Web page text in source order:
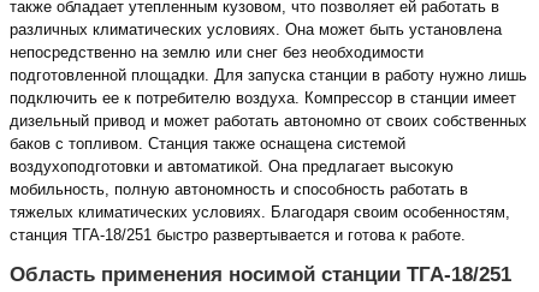
также обладает утепленным кузовом, что позволяет ей работать в
различных климатических условиях. Она может быть установлена
непосредственно на землю или снег без необходимости
подготовленной площадки. Для запуска станции в работу нужно лишь
подключить ее к потребителю воздуха. Компрессор в станции имеет
дизельный привод и может работать автономно от своих собственных
баков с топливом. Станция также оснащена системой
воздухоподготовки и автоматикой. Она предлагает высокую
мобильность, полную автономность и способность работать в
тяжелых климатических условиях. Благодаря своим особенностям,
станция ТГА-18/251 быстро развертывается и готова к работе.
Область применения носимой станции ТГА-18/251